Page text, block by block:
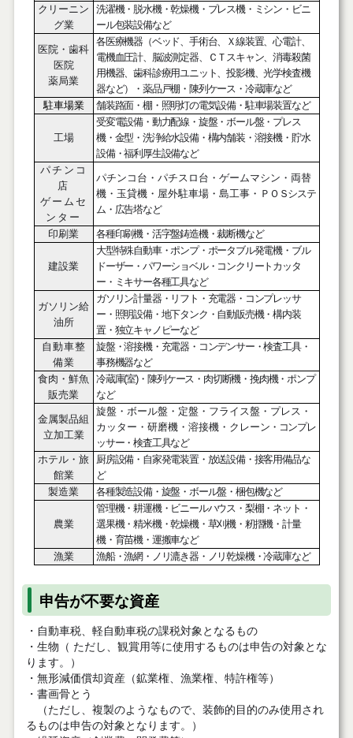
クリーニン
グ業
洗濯機・脱水機・乾燥機・プレス機・ミシン・ビニ
ール包装設備など
医院・歯科
医院
薬局業
各医療機器（ベッド、手術台、Ｘ線装置、心電計、
電機血圧計、脳波測定器、ＣＴスキャン、消毒殺菌
用機器、歯科診療用ユニット、投影機、光学検査機
器など）・薬品戸棚・陳列ケース・冷蔵庫など
駐車場業
舗装路面・棚・照明灯の電気設備・駐車場装置など
工場
受変電設備・動力配線・旋盤・ボール盤・プレス
機・金型・洗浄給水設備・構内舗装・溶接機・貯水
設備・福利厚生設備など
パチンコ
店
ゲ ームセ
ンター
パチンコ台・パチスロ台・ゲームマシン・両替
機・玉貸機・屋外駐車場・島工事・
ＰＯＳシステ
ム・広告塔など
印刷業 各種印刷機・活字盤鋳造機・裁断機など
建設業
大型特殊自動車・ポンプ・ポータブル発電機・ブル
ドーザー・パワーショベル・コンクリートカッタ
ー・ミキサー各種工具など
ガソリン給
油所
ガソリン計量器・リフト・充電器・コンプレッサ
ー・照明設備・地下タンク・自動販売機・構内装
置・独立キャノピーなど
自動車整
備業
旋盤・溶接機・充電器・コンデンサー・検査工具・
事務機器など
食肉・鮮魚
販売業
冷蔵庫(室)・陳列ケース・肉切断機・挽肉機・ポンプ
など
金属製品組
立加工業
旋盤・ボール盤・定盤・フライス盤・プレス・
カッター・研磨機・溶接機・クレーン・コンプレ
ッサー・検査工具など
ホテル・旅
館業
厨房設備・自家発電装置・放送設備・接客用備品な
ど
製造業
各種製造設備・旋盤・ボール盤・梱包機など
農業
管理機・耕運機・ビニールハウス・梨棚・ネット・
選果機・精米機・乾燥機・草刈機・籾摺機・計量
機・育苗機・運搬車など
漁業
漁船・漁網・ノリ漉き器・ノリ乾燥機・冷蔵庫など
申告が不要な資産
・自動車税、軽自動車税の課税対象となるもの
・生物（ ただし、観賞用等に使用するものは申告の対象とな
ります。）
・無形減価償却資産（鉱業権、漁業権、特許権等）
・書画骨とう
（ただし、複製のようなもので、装飾的目的のみ使用され
るものは申告の対象となります。）